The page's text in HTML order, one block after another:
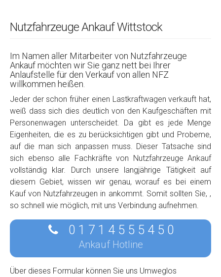
Nutzfahrzeuge Ankauf Wittstock
Im Namen aller Mitarbeiter von Nutzfahrzeuge
Ankauf möchten wir Sie ganz nett bei Ihrer
Anlaufstelle für den Verkauf von allen NFZ
willkommen heißen.
Jeder der schon früher einen Lastkraftwagen verkauft hat,
weiß dass sich dies deutlich von den Kaufgeschäften mit
Personenwagen unterscheidet. Da gibt es jede Menge
Eigenheiten, die es zu berücksichtigen gibt und Probeme,
auf die man sich anpassen muss. Dieser Tatsache sind
sich ebenso alle Fachkräfte von Nutzfahrzeuge Ankauf
vollständig klar. Durch unsere langjährige Tätigkeit auf
diesem Gebiet, wissen wir genau, worauf es bei einem
Kauf von Nutzfahrzeugen in ankommt. Somit sollten Sie, ,
so schnell wie möglich, mit uns Verbindung aufnehmen.
0 1 7 1 4 5 5 5 4 5 0
Ankauf Hotline
Über dieses Formular können Sie uns Umweglos